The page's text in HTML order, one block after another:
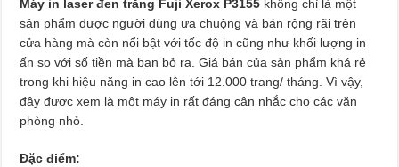
Máy in laser đen trắng Fuji Xerox P3155 không chỉ là một
sản phẩm được người dùng ưa chuộng và bán rộng rãi trên
cửa hàng mà còn nổi bật với tốc độ in cũng như khối lượng in
ấn so với số tiền mà bạn bỏ ra. Giá bán của sản phẩm khá rẻ
trong khi hiệu năng in cao lên tới 12.000 trang/ tháng. Vì vậy,
đây được xem là một máy in rất đáng cân nhắc cho các văn
phòng nhỏ.
Đặc điểm: